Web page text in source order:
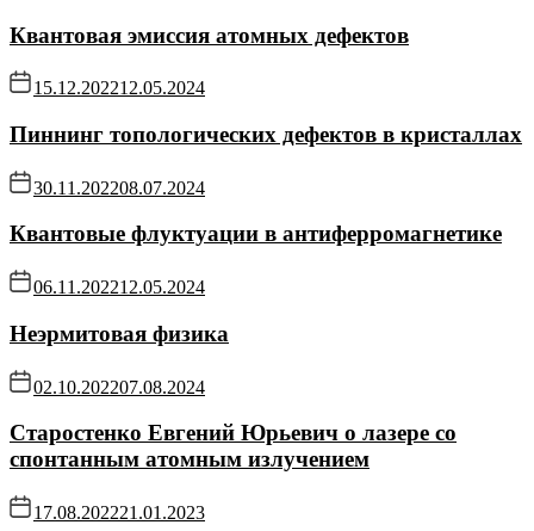
Квантовая эмиссия атомных дефектов
15.12.202212.05.2024
Пиннинг топологических дефектов в кристаллах
30.11.202208.07.2024
Квантовые флуктуации в антиферромагнетике
06.11.202212.05.2024
Неэрмитовая физика
02.10.202207.08.2024
Старостенко Евгений Юрьевич о лазере со
спонтанным атомным излучением
17.08.202221.01.2023